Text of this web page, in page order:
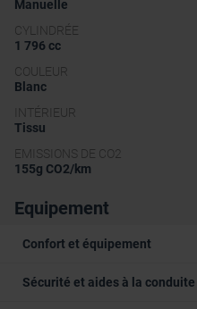
Manuelle
CYLINDRÉE
1 796 cc
COULEUR
Blanc
INTÉRIEUR
Tissu
EMISSIONS DE CO2
155g CO2/km
Equipement
Confort et équipement
Sécurité et aides à la conduite